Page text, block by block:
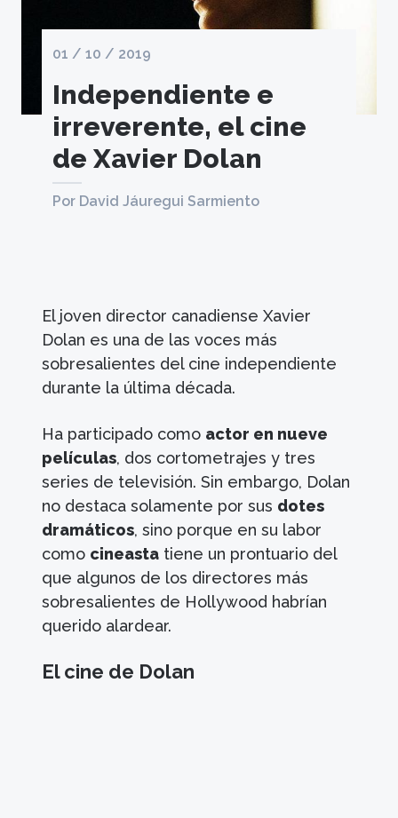
01 / 10 / 2019
Independiente e
irreverente, el cine
de Xavier Dolan
Por David Jáuregui Sarmiento
El joven director canadiense Xavier
Dolan es una de las voces más
sobresalientes del cine independiente
durante la última década.
Ha participado como actor en nueve
películas, dos cortometrajes y tres
series de televisión. Sin embargo, Dolan
no destaca solamente por sus dotes
dramáticos, sino porque en su labor
como cineasta tiene un prontuario del
que algunos de los directores más
sobresalientes de Hollywood habrían
querido alardear.
El cine de Dolan